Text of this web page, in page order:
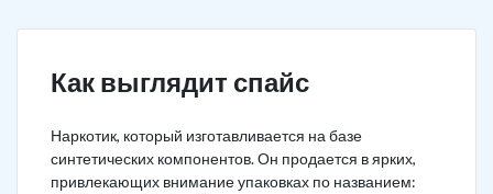
Как выглядит спайс
Наркотик, который изготавливается на базе
синтетических компонентов. Он продается в ярких,
привлекающих внимание упаковках по названием: